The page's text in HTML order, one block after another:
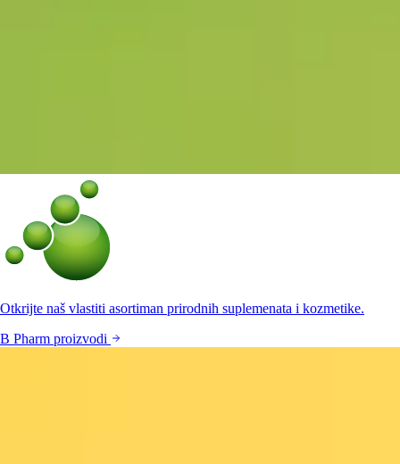
Otkrijte naš vlastiti asortiman prirodnih suplemenata i kozmetike.
B Pharm proizvodi